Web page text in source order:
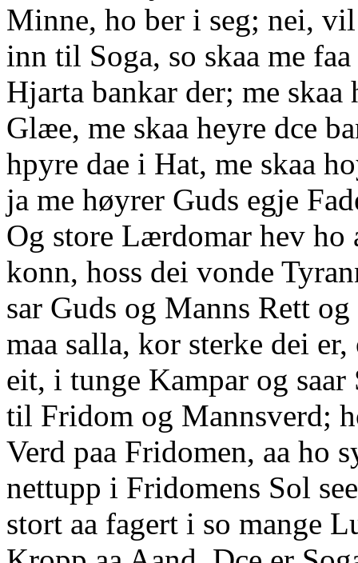
Minne, ho ber i seg; nei,
inn til Soga, so skaa me
Hjarta bankar der; me skaa
Glæe, me skaa heyre dce
hpyre dae i Hat, me skaa
ja me høyrer Guds egje
Og store Lærdomar hev ho
konn, hoss dei vonde
sar Guds og Manns Rett
maa salla, kor sterke dei
eit, i tunge Kampar og saar
til Fridom og Mannsverd;
Verd paa Fridomen, aa ho
nettupp i Fridomens Sol
stort aa fagert i so mange